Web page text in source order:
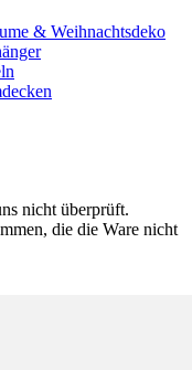
& Weihnachtsdeko
nicht überprüft.
die die Ware nicht